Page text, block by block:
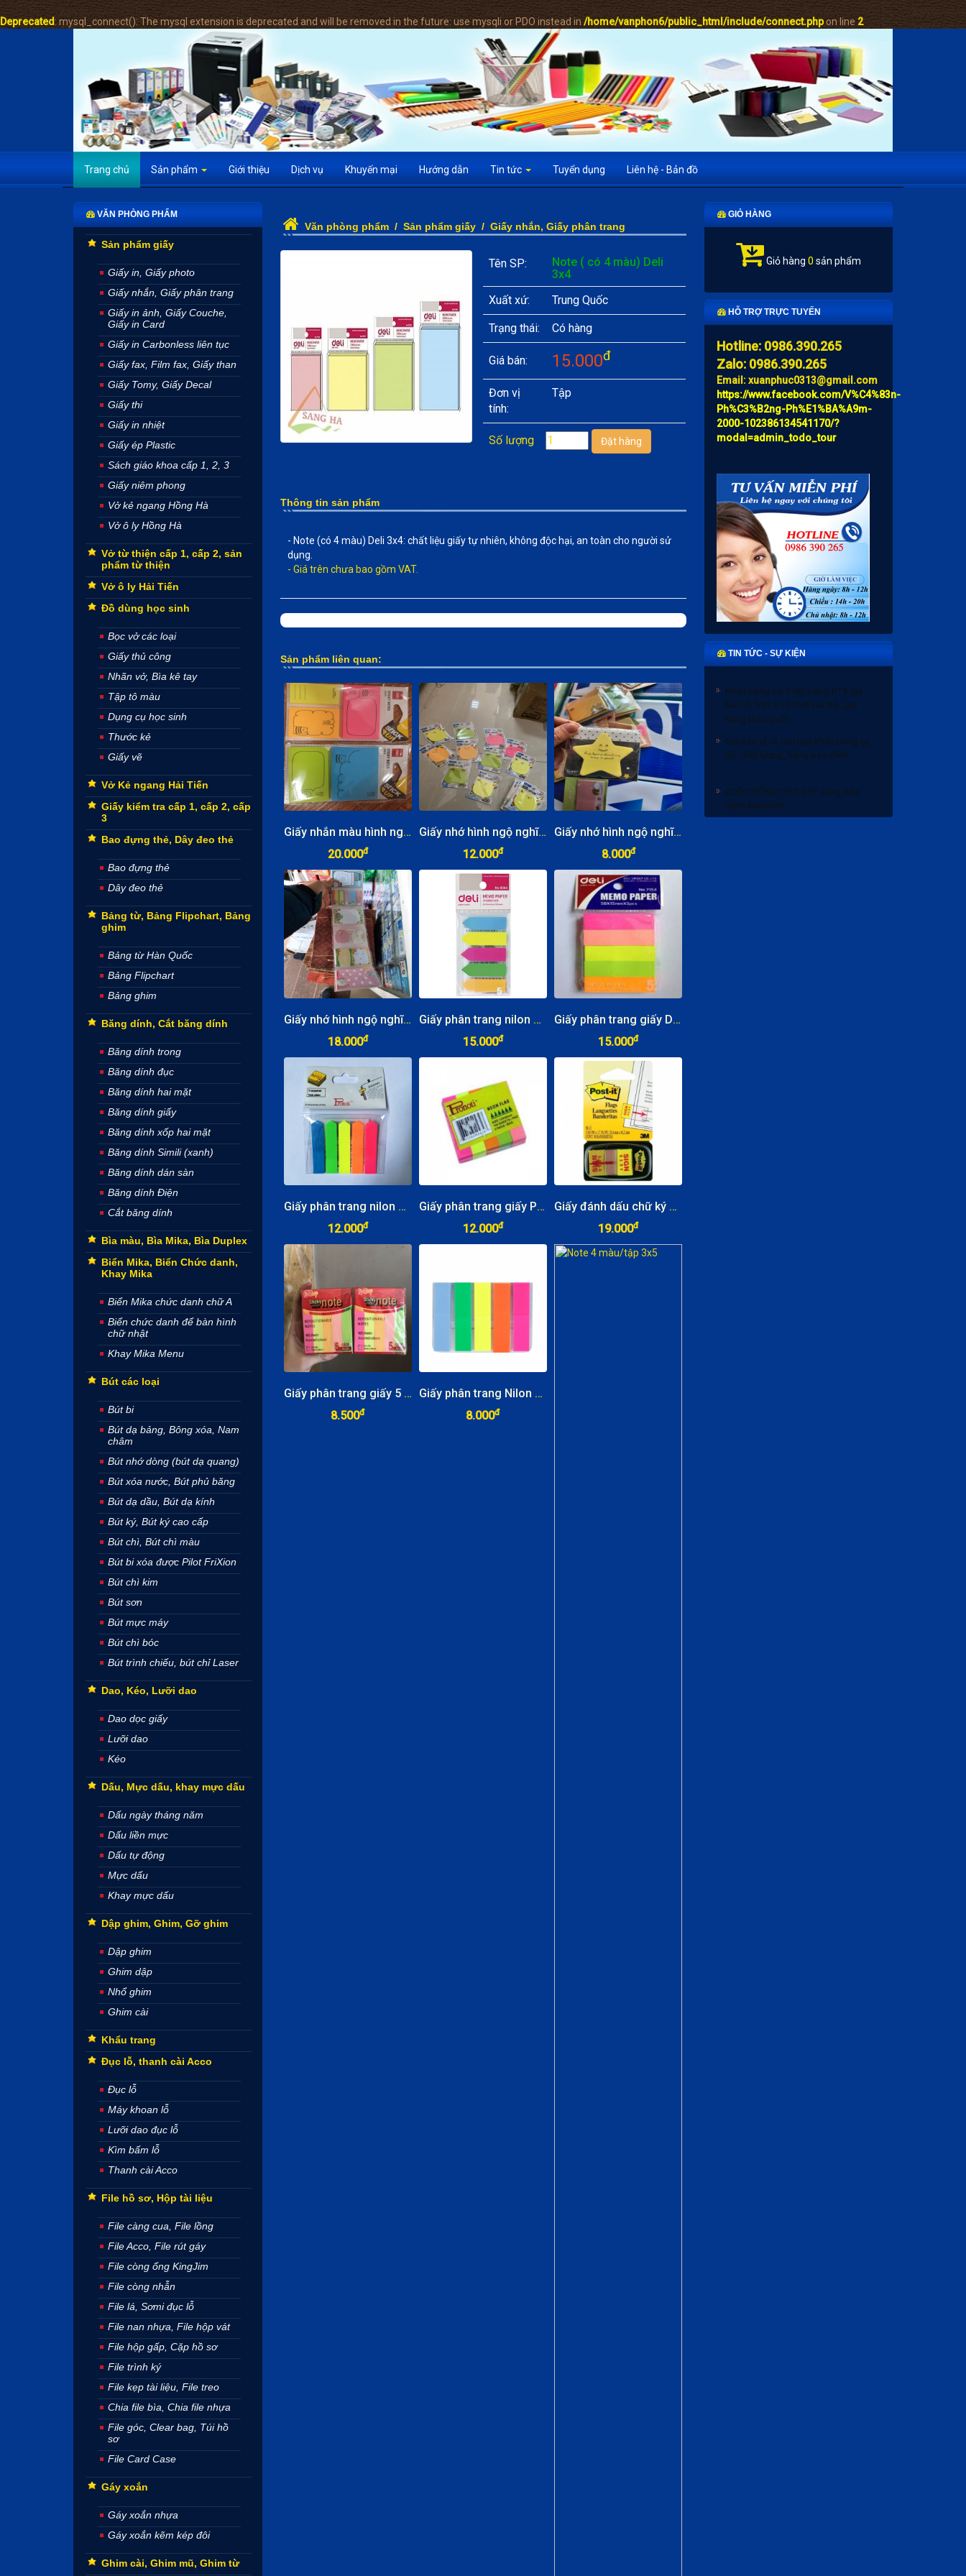
Deprecated: mysql_connect(): The mysql extension is deprecated and will be removed in the future: use mysqli or PDO instead in/home/vanphon6/public_html/include/connect.phpon line2
Trang chủ Sản phẩm Giới thiệu Dịch vụ Khuyến mại Hướng dẫn Tin tức Tuyển dụng Liên hệ - Bản đồ
VĂN PHÒNG PHẨM
Sản phẩm giấy
Giấy in, Giấy photo
Giấy nhắn, Giấy phân trang
Giấy in ảnh, Giấy Couche,
Giấy in Card
Giấy in Carbonless liên tục
Giấy fax, Film fax, Giấy than
Giấy Tomy, Giấy Decal
Giấy thi
Giấy in nhiệt
Giấy ép Plastic
Sách giáo khoa cấp 1, 2, 3
Giấy niêm phong
Vở kẻ ngang Hồng Hà
Vở ô ly Hồng Hà
Vở từ thiện cấp 1, cấp 2, sản
phẩm từ thiện
Vở ô ly Hải Tiến
Đồ dùng học sinh
Bọc vở các loại
Giấy thủ công
Nhãn vở, Bìa kê tay
Tập tô màu
Dụng cụ học sinh
Thước kẻ
Giấy vẽ
Vở Kẻ ngang Hải Tiến
Giấy kiểm tra cấp 1, cấp 2, cấp
3
Bao đựng thẻ, Dây đeo thẻ
Bao đựng thẻ
Dây đeo thẻ
Bảng từ, Bảng Flipchart, Bảng
ghim
Bảng từ Hàn Quốc
Bảng Flipchart
Bảng ghim
Băng dính, Cắt băng dính
Băng dính trong
Băng dính đục
Băng dính hai mặt
Băng dính giấy
Băng dính xốp hai mặt
Băng dính Simili (xanh)
Băng dính dán sàn
Băng dính Điện
Cắt băng dính
Bìa màu, Bìa Mika, Bìa Duplex
Biển Mika, Biển Chức danh,
Khay Mika
Biển Mika chức danh chữ A
Biển chức danh để bàn hình
chữ nhật
Khay Mika Menu
Bút các loại
Bút bi
Bút dạ bảng, Bông xóa, Nam
châm
Bút nhớ dòng (bút dạ quang)
Bút xóa nước, Bút phủ băng
Bút dạ dầu, Bút dạ kính
Bút ký, Bút ký cao cấp
Bút chì, Bút chì màu
Bút bi xóa được Pilot FriXion
Bút chì kim
Bút sơn
Bút mực máy
Bút chì bóc
Bút trình chiếu, bút chỉ Laser
Dao, Kéo, Lưỡi dao
Dao dọc giấy
Lưỡi dao
Kéo
Dấu, Mực dấu, khay mực dấu
Dấu ngày tháng năm
Dấu liền mực
Dấu tự động
Mực dấu
Khay mực dấu
Dập ghim, Ghim, Gỡ ghim
Dập ghim
Ghim dập
Nhổ ghim
Ghim cài
Khẩu trang
Đục lỗ, thanh cài Acco
Đục lỗ
Máy khoan lỗ
Lưỡi dao đục lỗ
Kìm bấm lỗ
Thanh cài Acco
File hồ sơ, Hộp tài liệu
File càng cua, File lồng
File Acco, File rút gáy
File còng ống KingJim
File còng nhẫn
File lá, Sơmi đục lỗ
File nan nhựa, File hộp vát
File hộp gấp, Cặp hồ sơ
File trình ký
File kẹp tài liệu, File treo
Chia file bìa, Chia file nhựa
File góc, Clear bag, Túi hồ
sơ
File Card Case
Gáy xoắn
Gáy xoắn nhựa
Gáy xoắn kẽm kép đôi
Ghim cài, Ghim mũ, Ghim từ
Văn phòng phẩm/ Sản phẩm giấy/ Giấy nhắn, Giấy phân trang
Tên SP:
Note ( có 4 màu) Deli
3x4
Xuất xứ:
Trung Quốc
Trạng thái: Có hàng
Giá bán: 15.000đ
Đơn vị
tính:
Tập
Số lượng
Thông tin sản phẩm
- Note (có 4 màu) Deli 3x4: chất liệu giấy tự nhiên, không độc hại, an toàn cho người sử
dụng.
- Giá trên chưa bao gồm VAT.
Sản phẩm liên quan:
Giấy nhắn màu hình nghộ nghĩnh Deli A55502
20.000đ
Giấy nhớ hình ngộ nghĩnh
12.000đ
Giấy nhớ hình ngộ nghĩng
8.000đ
Giấy nhớ hình ngộ nghĩng (6 tập/dây)
18.000đ
Giấy phân trang nilon Deli 5 màu
15.000đ
Giấy phân trang giấy Deli 5 màu
15.000đ
Giấy phân trang nilon Pronoti 5 màu
12.000đ
Giấy phân trang giấy Pronoti 5 màu
12.000đ
Giấy đánh dấu chữ ký Post-it Sige Here
19.000đ
Giấy phân trang giấy 5 màu
8.500đ
Giấy phân trang Nilon 5 màu
8.000đ
GIỎ HÀNG
Giỏ hàng 0 sản phẩm
HỖ TRỢ TRỰC TUYẾN
Hotline: 0986.390.265
Zalo: 0986.390.265
Email: xuanphuc0313@gmail.com
https://www.facebook.com/V%C4%83n-
Ph%C3%B2ng-Ph%E1%BA%A9m-
2000-102386134541170/?
modal=admin_todo_tour
TIN TỨC - SỰ KIỆN
bán lẻ, bán sỉ rẻ nhất Hà Nội, gửi
hàng toàn quốc
tín, chất lượng, hàng bảo đảm
CUỘC SỐNG TƯƠI ĐẸP cùng Bảo
hiểm Manulife